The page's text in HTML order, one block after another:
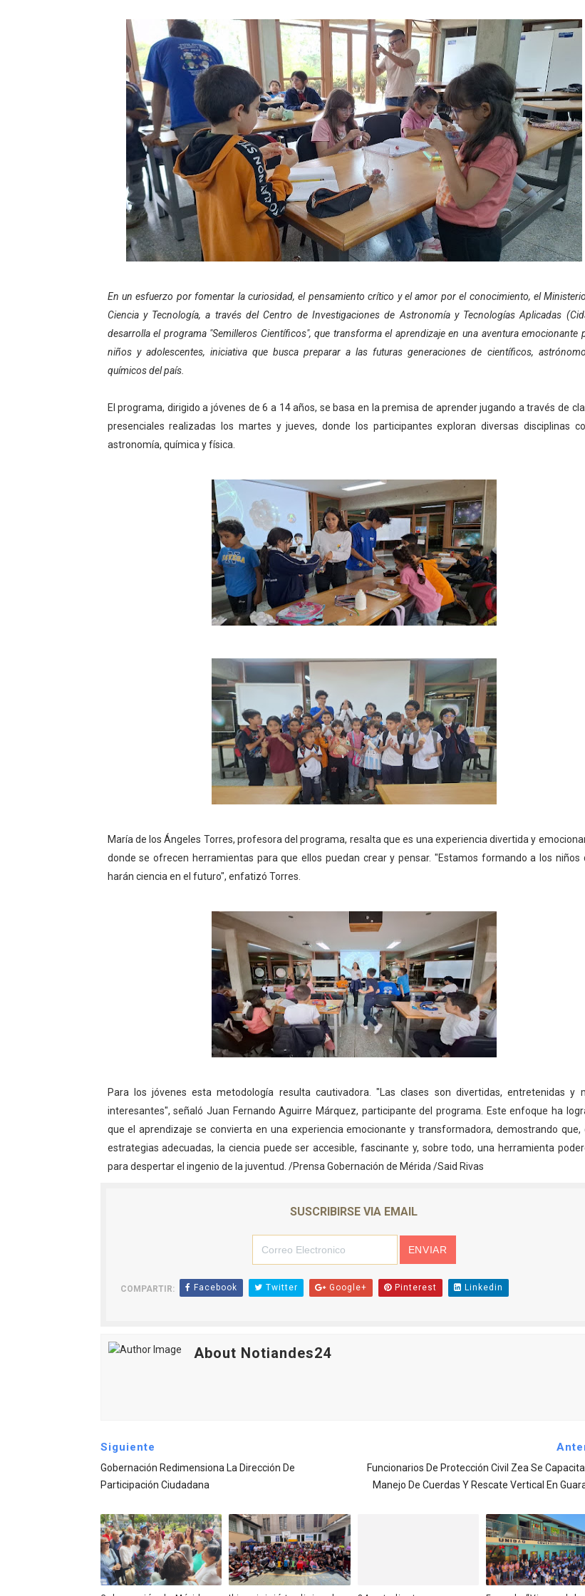
Fundecem ofrece taller de bordado en punto de cruz
Gobierno bolivariano avanza en la transformación del hospital Sor Juana Inés
Niños merideños aprenden sobre gaita de tambora con Fundecem
Hospital universitario muestra sus avances en visita del Consejo Legislativo
Instituto Nacional de Nutrición celebra Semana Internacional de la Lactancia
Gobernación de Mérida fortalece el desarrollo productivo en Rangel
Corposalud inició talleres para aspirantes al curso de Emergencia
Fortalecen formación académica de médicos en proceso de ruralidad
Fortaleciendo la economía comunal en El Vigía con microcréditos a
Campo Elías consolida plan de bacheo en el sector La Montañita
Fundecem inició con éxito el taller vacacional de origami
El Lactario del Iahula celebra la Semana Mundial de la Lactancia Materna
Plan Vacacional "Venezuela Ríe 2026" brinda recreación y cultura a niños
Inicia el plan vacacional Venezuela Renace en el sector El Alcázar
En un esfuerzo por fomentar la curiosidad, el pensamiento crítico y el amor por el conocimiento, el
Ciencia y Tecnología, a través del Centro de Investigaciones de Astronomía y Tecnologías Aplicadas
desarrolla el programa "Semilleros Científicos", que transforma el aprendizaje en una aventura emocionante
niños y adolescentes, iniciativa que busca preparar a las futuras generaciones de científicos,
químicos del país.
El programa, dirigido a jóvenes de 6 a 14 años, se basa en la premisa de aprender jugando a través de
presenciales realizadas los martes y jueves, donde los participantes exploran diversas disciplinas
astronomía, química y física.
María de los Ángeles Torres, profesora del programa, resalta que es una experiencia divertida y
donde se ofrecen herramientas para que ellos puedan crear y pensar. "Estamos formando a los niños
harán ciencia en el futuro", enfatizó Torres.
Para los jóvenes esta metodología resulta cautivadora. "Las clases son divertidas, entretenidas y
interesantes", señaló Juan Fernando Aguirre Márquez, participante del programa. Este enfoque ha
que el aprendizaje se convierta en una experiencia emocionante y transformadora, demostrando que,
estrategias adecuadas, la ciencia puede ser accesible, fascinante y, sobre todo, una herramienta
para despertar el ingenio de la juventud. /Prensa Gobernación de Mérida /Said Rivas
SUSCRIBIRSE VIA EMAIL
COMPARTIR: Facebook Twitter Google+ Pinterest Linkedin
About Notiandes24
Siguiente
Gobernación Redimensiona La Dirección De
Participación Ciudadana
Funcionarios De Protección Civil Zea Se
Manejo De Cuerdas Y Rescate Vertical En